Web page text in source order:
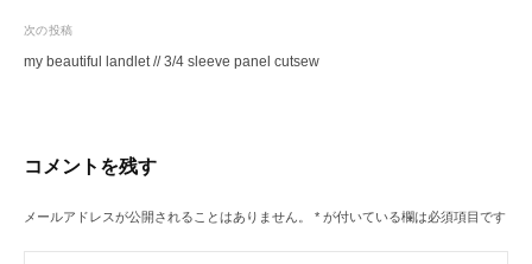
ビ
ゲ
ョ
ン
次の投稿
my beautiful landlet // 3/4 sleeve panel cutsew
コメントを残す
メールアドレスが公開されることはありません。 * が付いている欄は必須項目です